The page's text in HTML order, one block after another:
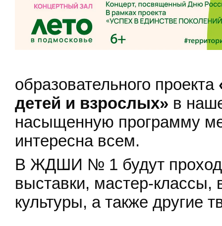
образовательного проекта
детей и взрослых» в
насыщенную программу
интересна всем.
В ЖДШИ № 1 будут
выставки, мастер-классы,
культуры, а также другие